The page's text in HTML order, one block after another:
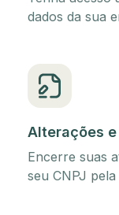
dados da sua
Alterações
Encerre suas
seu CNPJ